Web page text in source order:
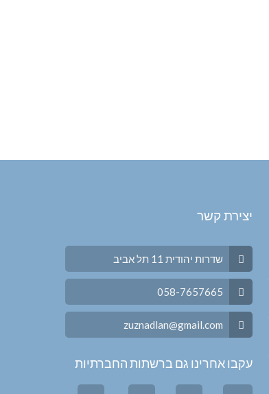
יצירת קשר
שדרות יהודית 11 תל אביב
עקבו אחרינו גם ברשתות החברתיות